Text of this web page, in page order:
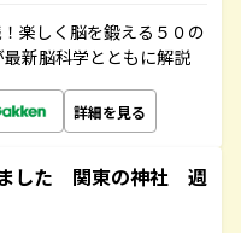
楽しく脳を鍛える５０の
新脳科学とともに解説
詳細を見る
した 関東の神社 週